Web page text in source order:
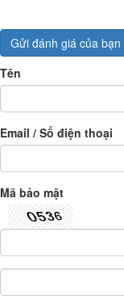
Gửi đánh giá của bạn
Tên
Email / Số điện thoại
Mã bảo mật